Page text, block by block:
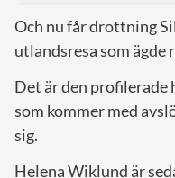
Och nu får drottning
utlandsresa som ägde
Det är den profilerade
som kommer med
sig.
Helena Wiklund är